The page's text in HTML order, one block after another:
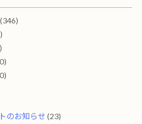
(346)
のお知らせ (23)